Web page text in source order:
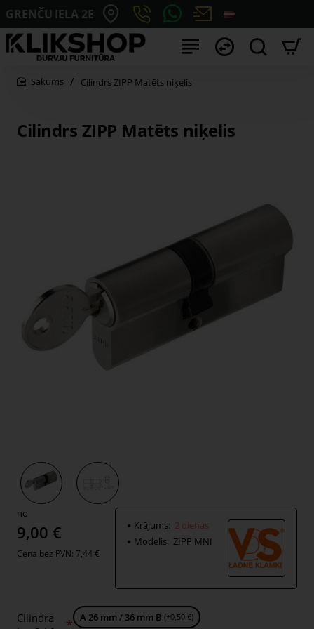
GRENČU IELA 2E
Cilindrs ZIPP Matēts niķelis
Cilindrs ZIPP Matēts niķelis
2 dienas
no
9,00 €
Cena bez PVN: 7,44 €
Krājums: 2 dienas
Modelis: ZIPP MNI
Cilindra
A 26 mm / 36 mm B (+0,50 €)